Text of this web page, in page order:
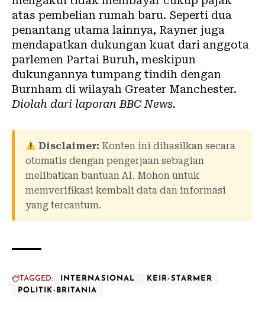
atas pembelian rumah baru. Seperti dua
penantang utama lainnya, Rayner juga
mendapatkan dukungan kuat dari anggota
parlemen Partai Buruh, meskipun
dukungannya tumpang tindih dengan
Burnham di wilayah Greater Manchester.
Diolah dari laporan BBC News.
Disclaimer: Konten ini dihasilkan secara
otomatis dengan pengerjaan sebagian
melibatkan bantuan AI. Mohon untuk
memverifikasi kembali data dan informasi
yang tercantum.
TAGGED: INTERNASIONAL
KEIR-STARMER
POLITIK-BRITANIA